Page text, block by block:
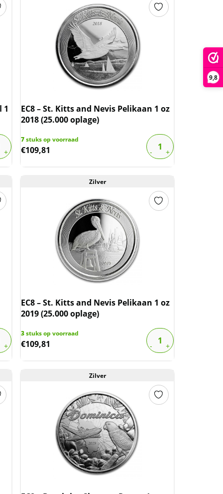
9,8
1
EC8 – St. Kitts and Nevis Pelikaan 1 oz
2018 (25.000 oplage)
7stuks op voorraad
€109,81
Zilver
EC8 – St. Kitts and Nevis Pelikaan 1 oz
2019 (25.000 oplage)
3stuks op voorraad
€109,81
Zilver